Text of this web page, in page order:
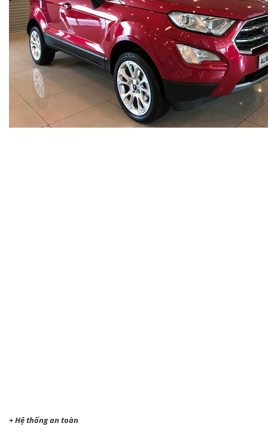
+ Hệ thống an toàn